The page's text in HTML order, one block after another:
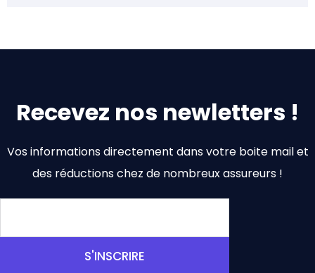
Recevez nos newletters !
Vos informations directement dans votre boite mail et
des réductions chez de nombreux assureurs !
S'INSCRIRE